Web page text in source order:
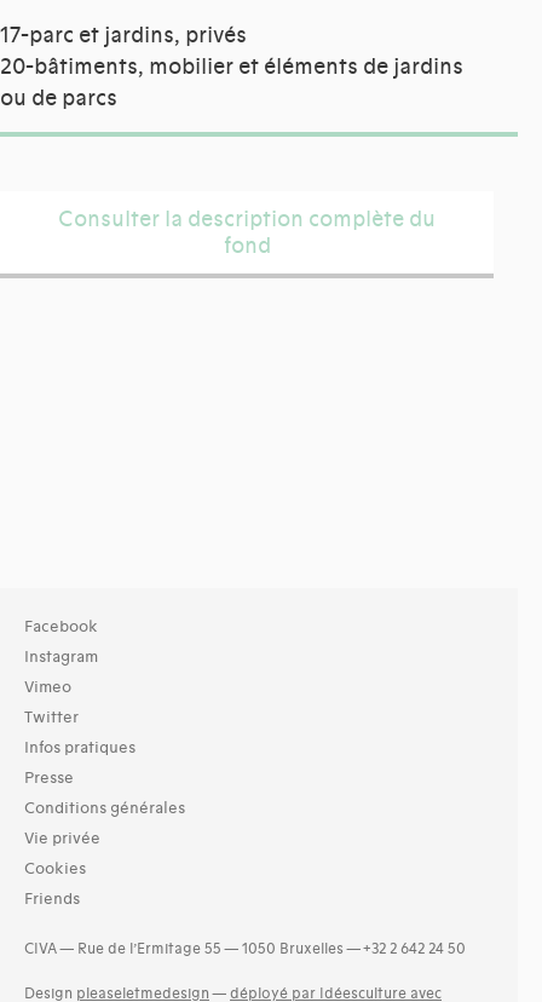
17-parc et jardins, privés
20-bâtiments, mobilier et éléments de jardins
ou de parcs
Consulter la description complète du
fond
Facebook
Instagram
Vimeo
Twitter
Infos pratiques
Presse
Conditions générales
Vie privée
Cookies
Friends
CIVA — Rue de l’Ermitage 55 — 1050 Bruxelles — +32 2 642 24 50
Design pleaseletmedesign — déployé par Idéesculture avec